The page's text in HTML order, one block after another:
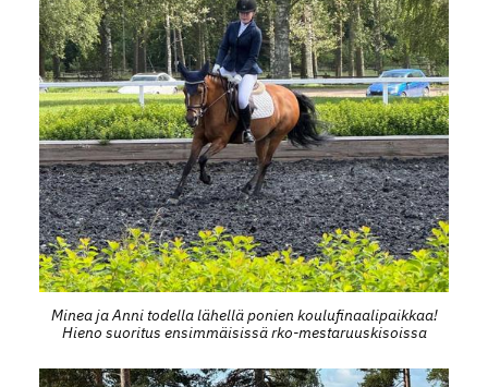
Minea ja Anni todella lähellä ponien koulufinaalipaikkaa!
Hieno suoritus ensimmäisissä rko-mestaruuskisoissa